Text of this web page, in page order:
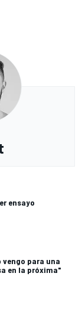
ensayo
vengo para una
en la próxima"